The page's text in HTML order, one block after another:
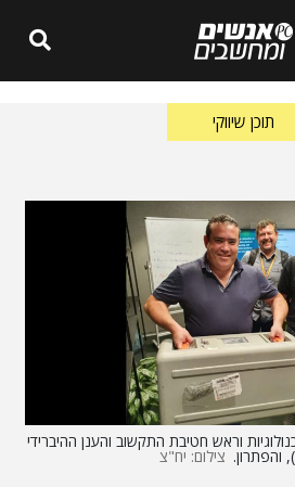
תוכן שיווקי
וראש חטיבת התקשוב והענן ההיברידי
צילום: יח"צ